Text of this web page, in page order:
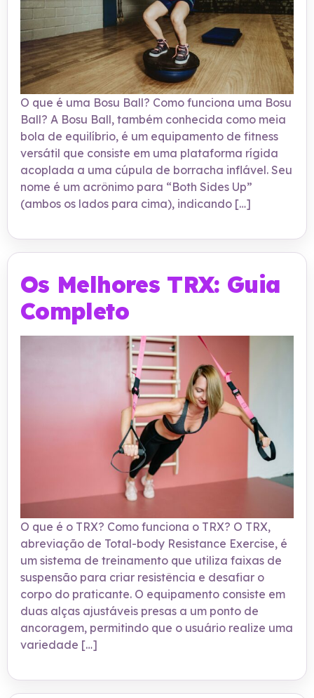
O que é uma Bosu Ball? Como funciona uma Bosu
Ball? A Bosu Ball, também conhecida como meia
bola de equilíbrio, é um equipamento de fitness
versátil que consiste em uma plataforma rígida
acoplada a uma cúpula de borracha inflável. Seu
nome é um acrônimo para “Both Sides Up”
(ambos os lados para cima), indicando […]
Os Melhores TRX: Guia
Completo
O que é o TRX? Como funciona o TRX? O TRX,
abreviação de Total-body Resistance Exercise, é
um sistema de treinamento que utiliza faixas de
suspensão para criar resistência e desafiar o
corpo do praticante. O equipamento consiste em
duas alças ajustáveis presas a um ponto de
ancoragem, permitindo que o usuário realize uma
variedade […]